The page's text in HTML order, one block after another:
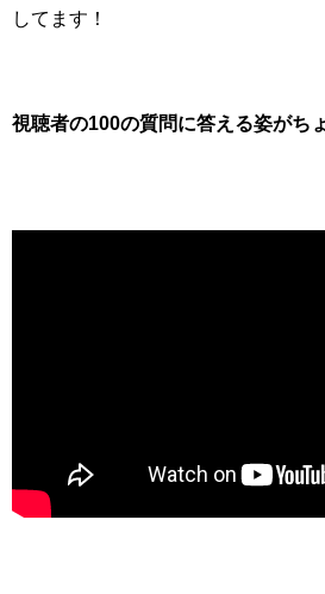
してます！
視聴者の100の質問に答える姿がち